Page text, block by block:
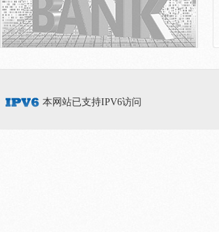
本网站已支持IPV6访问